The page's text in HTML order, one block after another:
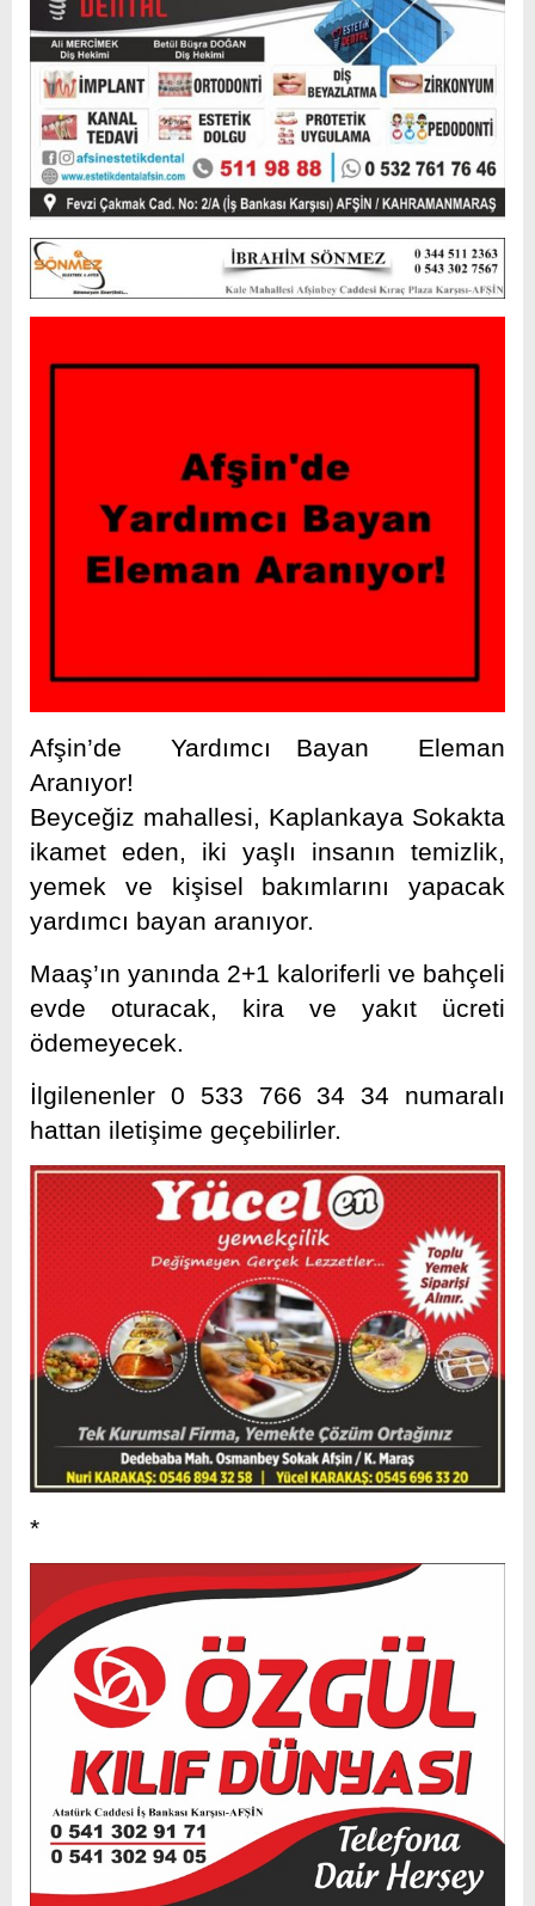
Afşin’de Yardımcı Bayan Eleman
Aranıyor!
Beyceğiz mahallesi, Kaplankaya Sokakta
ikamet eden, iki yaşlı insanın temizlik,
yemek ve kişisel bakımlarını yapacak
yardımcı bayan aranıyor.
Maaş’ın yanında 2+1 kaloriferli ve bahçeli
evde oturacak, kira ve yakıt ücreti
ödemeyecek.
İlgilenenler 0 533 766 34 34 numaralı
hattan iletişime geçebilirler.
*